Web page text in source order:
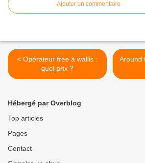
Ajouter un commentaire
< Opérateur free à wallis :
quel prix ?
Hébergé par Overblog
Top articles
Pages
Contact